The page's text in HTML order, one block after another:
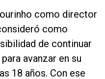
como director
como
de continuar
avanzar en su
18 años. Con ese